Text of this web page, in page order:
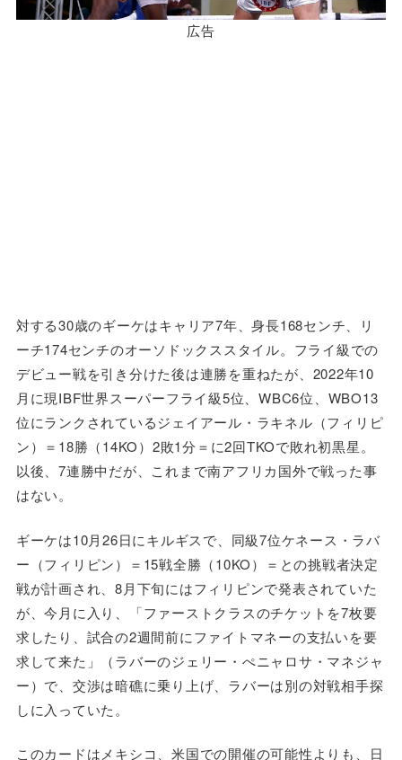
広告
対する30歳のギーケはキャリア7年、身長168センチ、リ
ーチ174センチのオーソドックススタイル。フライ級での
デビュー戦を引き分けた後は連勝を重ねたが、2022年10
月に現IBF世界スーパーフライ級5位、WBC6位、WBO13
位にランクされているジェイアール・ラキネル（フィリピ
ン）＝18勝（14KO）2敗1分＝に2回TKOで敗れ初黒星。
以後、7連勝中だが、これまで南アフリカ国外で戦った事
はない。
ギーケは10月26日にキルギスで、同級7位ケネース・ラバ
ー（フィリピン）＝15戦全勝（10KO）＝との挑戦者決定
戦が計画され、8月下旬にはフィリピンで発表されていた
が、今月に入り、「ファーストクラスのチケットを7枚要
求したり、試合の2週間前にファイトマネーの支払いを要
求して来た」（ラバーのジェリー・ぺニャロサ・マネジャ
ー）で、交渉は暗礁に乗り上げ、ラバーは別の対戦相手探
しに入っていた。
このカードはメキシコ、米国での開催の可能性よりも、日